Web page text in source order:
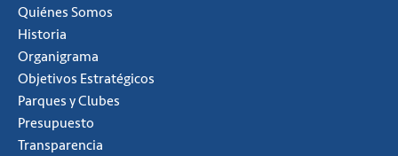
Quiénes Somos
Historia
Organigrama
Objetivos Estratégicos
Parques y Clubes
Presupuesto
Transparencia